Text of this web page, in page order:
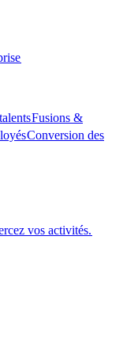
Fusions &
Conversion des
vos activités.​​